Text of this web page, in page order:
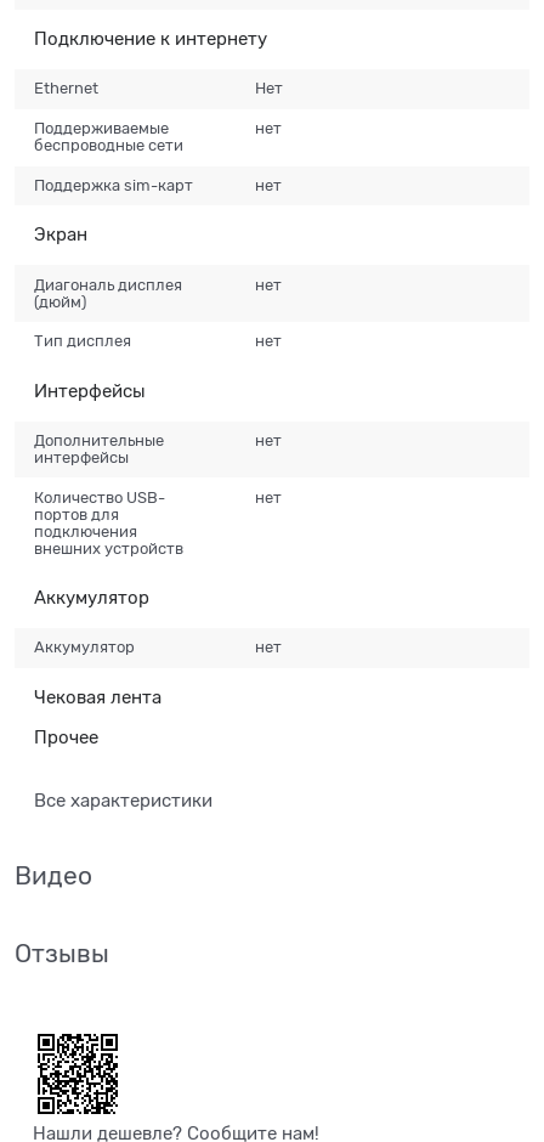
Подключение к интернету
Ethernet Нет
Поддерживаемые
беспроводные сети
нет
Поддержка sim-карт нет
Экран
Диагональ дисплея
(дюйм)
нет
Тип дисплея нет
Интерфейсы
Дополнительные
интерфейсы
нет
Количество USB-
портов для
подключения
внешних устройств
нет
Аккумулятор
Аккумулятор нет
Чековая лента
Прочее
Все характеристики
Видео
Отзывы
Нашли дешевле? Сообщите нам!